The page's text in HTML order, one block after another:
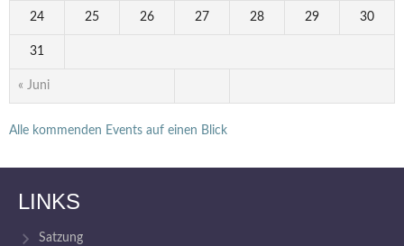
« Juni
24 25 26 27 28 29 30
31
Alle kommenden Events auf einen Blick
LINKS
Satzung